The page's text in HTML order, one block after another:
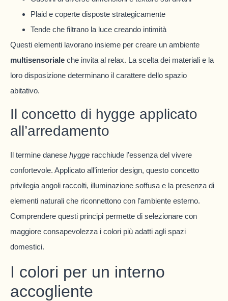
Plaid e coperte disposte strategicamente
Tende che filtrano la luce creando intimità
Questi elementi lavorano insieme per creare un ambiente
multisensoriale che invita al relax. La scelta dei materiali e la
loro disposizione determinano il carattere dello spazio
abitativo.
Il concetto di hygge applicato
all’arredamento
Il termine danese hygge racchiude l’essenza del vivere
confortevole. Applicato all’interior design, questo concetto
privilegia angoli raccolti, illuminazione soffusa e la presenza di
elementi naturali che riconnettono con l’ambiente esterno.
Comprendere questi principi permette di selezionare con
maggiore consapevolezza i colori più adatti agli spazi
domestici.
I colori per un interno
accogliente